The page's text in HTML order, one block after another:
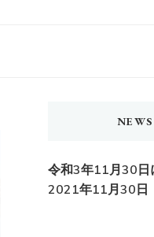
令和3年11月30日
2021年11月30日